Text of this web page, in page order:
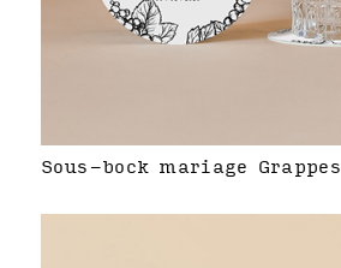
Sous-bock mariage Grappes